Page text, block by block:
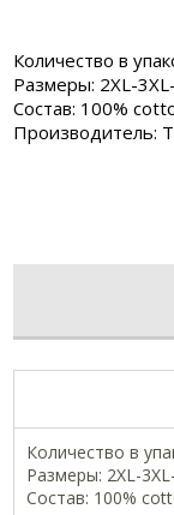
Количество в
Размеры: 2XL-
Состав: 100%
Производитель:
Количество в
Размеры: 2XL-
Состав: 100%